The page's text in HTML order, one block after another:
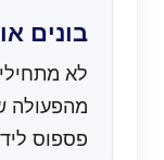
בונים
לא
מהפעולה
פספוס